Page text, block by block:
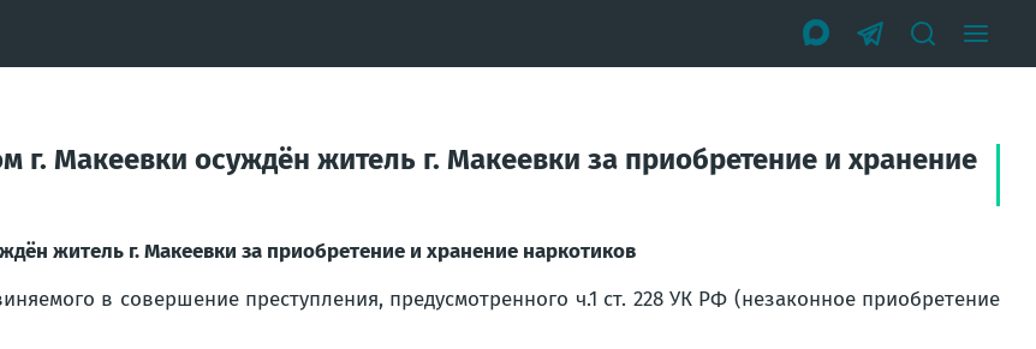
Макеевки осуждён житель г. Макеевки за приобретение и хранение
житель г. Макеевки за приобретение и хранение наркотиков
в совершение преступления, предусмотренного ч.1 ст. 228 УК РФ (незаконное приобретение